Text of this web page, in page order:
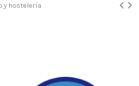
y hostelería